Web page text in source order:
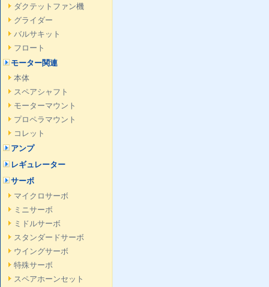
ダクテットファン機
グライダー
バルサキット
フロート
モーター関連
本体
スペアシャフト
モーターマウント
プロペラマウント
コレット
アンプ
レギュレーター
サーボ
マイクロサーボ
ミニサーボ
ミドルサーボ
スタンダードサーボ
ウイングサーボ
特殊サーボ
スペアホーンセット